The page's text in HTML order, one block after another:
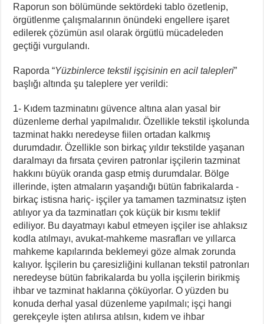
Raporun son bölümünde sektördeki tablo özetlenip,
örgütlenme çalışmalarının önündeki engellere işaret
edilerek çözümün asıl olarak örgütlü mücadeleden
geçtiği vurgulandı.
Raporda “Yüzbinlerce tekstil işçisinin en acil talepleri”
başlığı altında şu taleplere yer verildi:
1- Kıdem tazminatını güvence altına alan yasal bir
düzenleme derhal yapılmalıdır. Özellikle tekstil işkolunda
tazminat hakkı neredeyse fiilen ortadan kalkmış
durumdadır. Özellikle son birkaç yıldır tekstilde yaşanan
daralmayı da fırsata çeviren patronlar işçilerin tazminat
hakkını büyük oranda gasp etmiş durumdalar. Bölge
illerinde, işten atmaların yaşandığı bütün fabrikalarda -
birkaç istisna hariç- işçiler ya tamamen tazminatsız işten
atılıyor ya da tazminatları çok küçük bir kısmı teklif
ediliyor. Bu dayatmayı kabul etmeyen işçiler ise ahlaksız
kodla atılmayı, avukat-mahkeme masrafları ve yıllarca
mahkeme kapılarında beklemeyi göze almak zorunda
kalıyor. İşçilerin bu çaresizliğini kullanan tekstil patronları
neredeyse bütün fabrikalarda bu yolla işçilerin birikmiş
ihbar ve tazminat haklarına çöküyorlar. O yüzden bu
konuda derhal yasal düzenleme yapılmalı; işçi hangi
gerekçeyle işten atılırsa atılsın, kıdem ve ihbar